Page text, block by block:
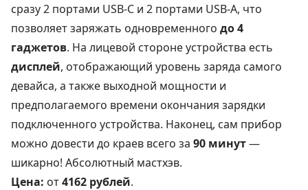
сразу 2 портами USB-C и 2 портами USB-A, что
позволяет заряжать одновременного до 4
гаджетов. На лицевой стороне устройства есть
дисплей, отображающий уровень заряда самого
девайса, а также выходной мощности и
предполагаемого времени окончания зарядки
подключенного устройства. Наконец, сам прибор
можно довести до краев всего за 90 минут—
шикарно! Абсолютный мастхэв.
Цена: от4162 рублей.